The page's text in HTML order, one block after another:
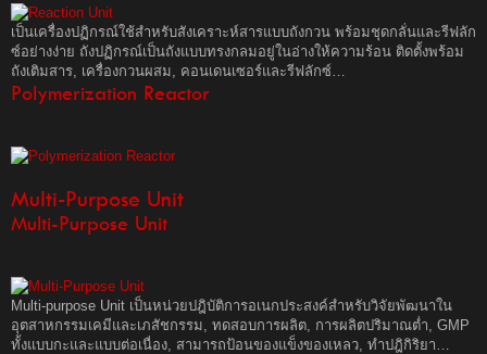
เป็นเครื่องปฏิกรณ์ใช้สำหรับสังเคราะห์สารแบบถังกวน พร้อมชุดกลั่นและรีฟลัก
ซ์อย่างง่าย ถังปฏิกรณ์เป็นถังแบบทรงกลมอยู่ในอ่างให้ความร้อน ติดตั้งพร้อม
ถังเติมสาร, เครื่องกวนผสม, คอนเดนเซอร์และรีฟลักซ์…
Polymerization Reactor
Multi-Purpose Unit
Multi-Purpose Unit
Multi-purpose Unit เป็นหน่วยปฎิบัติการอเนกประสงค์สำหรับวิจัยพัฒนาใน
อุตสาหกรรมเคมีและเภสัชกรรม, ทดสอบการผลิต, การผลิตปริมาณต่ำ, GMP
ทั้งแบบกะและแบบต่อเนื่อง, สามารถป้อนของแข็งของเหลว, ทำปฎิกิริยา…